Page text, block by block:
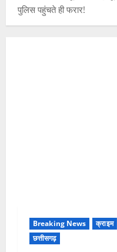
पुलिस पहुंचते ही फरार!
Breaking News
क्राइम
छत्तीसगढ़